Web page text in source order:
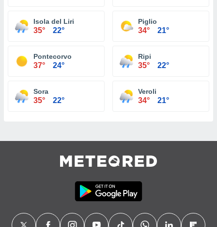
Isola del Liri
35° 22°
Piglio
34° 21°
Pontecorvo
37° 24°
Ripi
35° 22°
Sora
35° 22°
Veroli
34° 21°